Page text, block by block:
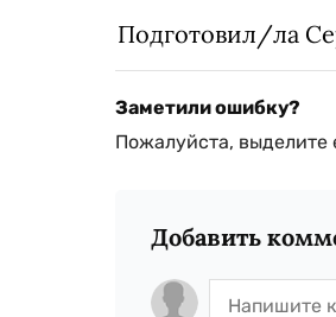
Подготовил/ла
Заметили ошибку?
Пожалуйста,
Добавить